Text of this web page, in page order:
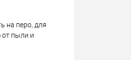
на перо, для
от пыли и